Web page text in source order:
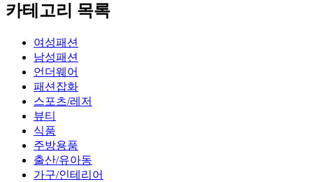
카테고리 목록
여성패션
남성패션
언더웨어
패션잡화
스포츠/레저
뷰티
식품
주방용품
출산/유아동
가구/인테리어